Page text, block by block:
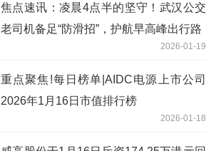
焦点速讯：凌晨4点半的坚守！武汉公交
老司机备足“防滑招”，护航早高峰出行路
2026-01-19
重点聚焦!每日榜单|AIDC电源上市公司
2026年1月16日市值排行榜
2026-01-18